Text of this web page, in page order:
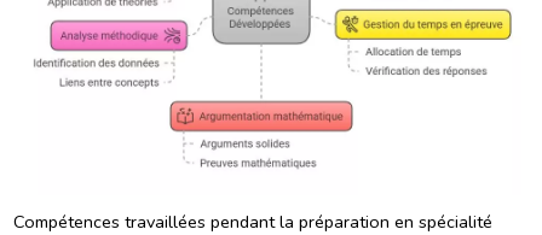
Compétences travaillées pendant la préparation en spécialité